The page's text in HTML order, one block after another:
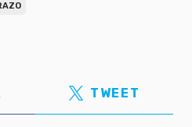
TWEET